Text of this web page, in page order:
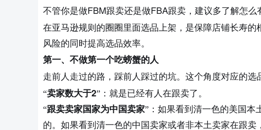
不管你是做FBM跟卖还是做FBA跟卖 ，建议多了解怎么
在亚马逊规则的圈圈里面选品上架 ，是保障店铺长寿的
风险的同时提高选品效率。
第一、不做第一个吃螃蟹的人
走前人走过的路，踩前人踩过的坑。这个角度对应的选
“卖家数大于2”：就是已经有人在跟卖了。
“跟卖卖家国家为中国卖家”：如果看到清一色的美国本
的。如果看到清一色的中国卖家或者非本土卖家在跟卖